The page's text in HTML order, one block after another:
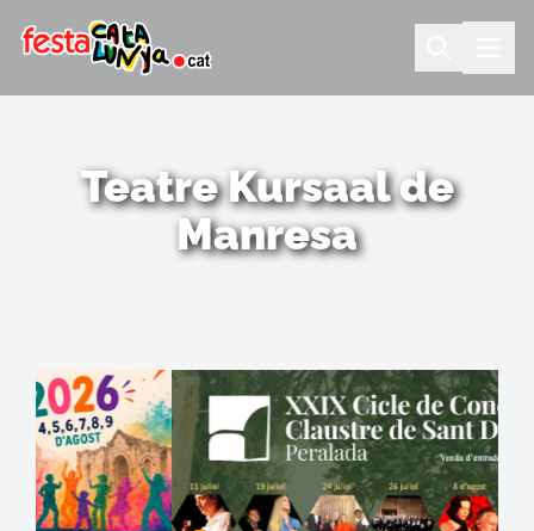
Teatre Kursaal de
Manresa